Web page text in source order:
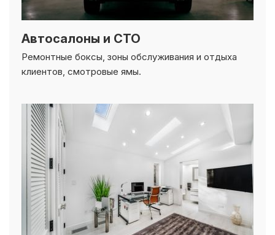
Ремонтные боксы, зоны обслуживания и отдыха
клиентов, смотровые ямы.